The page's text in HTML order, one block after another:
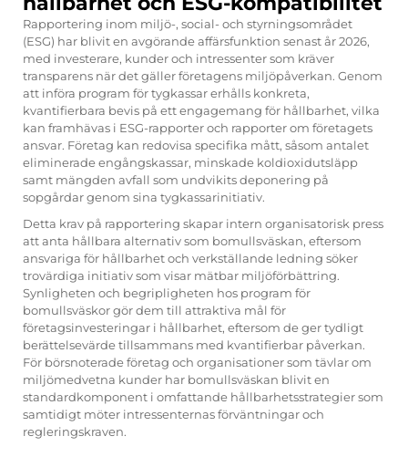
Rapportering inom miljö-, social- och styrningsområdet
(ESG) har blivit en avgörande affärsfunktion senast år 2026,
med investerare, kunder och intressenter som kräver
transparens när det gäller företagens miljöpåverkan. Genom
att införa program för tygkassar erhålls konkreta,
kvantifierbara bevis på ett engagemang för hållbarhet, vilka
kan framhävas i ESG-rapporter och rapporter om företagets
ansvar. Företag kan redovisa specifika mått, såsom antalet
eliminerade engångskassar, minskade koldioxidutsläpp
samt mängden avfall som undvikits deponering på
sopgårdar genom sina tygkassarinitiativ.
Detta krav på rapportering skapar intern organisatorisk press
att anta hållbara alternativ som bomullsväskan, eftersom
ansvariga för hållbarhet och verkställande ledning söker
trovärdiga initiativ som visar mätbar miljöförbättring.
Synligheten och begripligheten hos program för
bomullsväskor gör dem till attraktiva mål för
företagsinvesteringar i hållbarhet, eftersom de ger tydligt
berättelsevärde tillsammans med kvantifierbar påverkan.
För börsnoterade företag och organisationer som tävlar om
miljömedvetna kunder har bomullsväskan blivit en
standardkomponent i omfattande hållbarhetsstrategier som
samtidigt möter intressenternas förväntningar och
regleringskraven.